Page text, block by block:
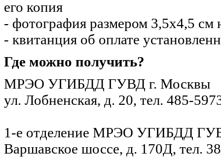
его копия
- фотография размером 3,5х4,5 см
- квитанция об оплате
Где можно получить?
МРЭО УГИБДД ГУВД г. Москвы
ул. Лобненская, д. 20, тел. 485-
1-е отделение МРЭО УГИБДД
Варшавское шоссе, д. 170Д, тел.